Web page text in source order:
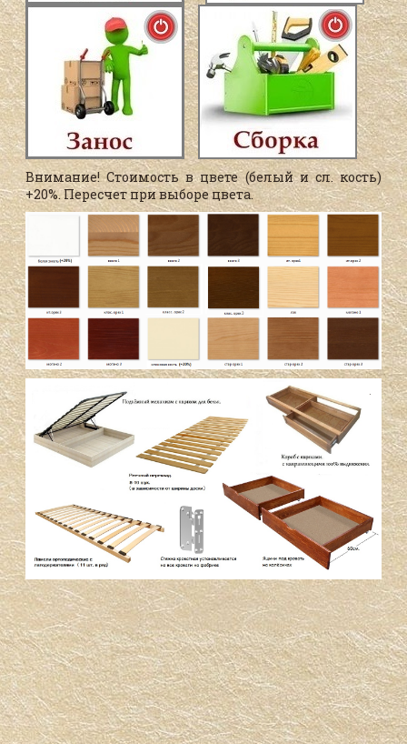
Внимание! Стоимость в цвете (белый и сл. кость)
+20%. Пересчет при выборе цвета.